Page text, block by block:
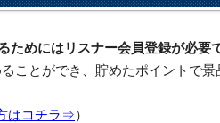
ためにはリスナー会員登録が必要
ことができ、貯めたポイントで
はコチラ⇒）